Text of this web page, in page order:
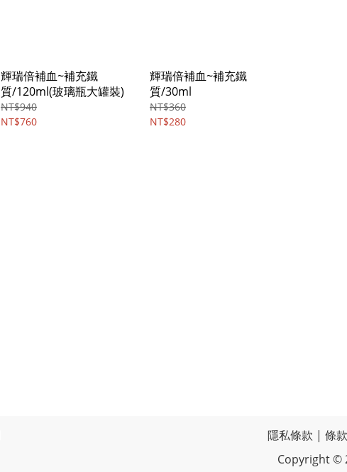
輝瑞倍補血~補充鐵
質/120ml(玻璃瓶大罐裝)
NT$940
NT$760
輝瑞倍補血~補充鐵
質/30ml
NT$360
NT$280
隱私條款 | 條
Copyright ©